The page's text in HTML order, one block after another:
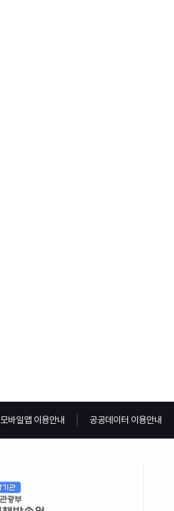
모바일앱 이용안내 공공데이터 이용안내